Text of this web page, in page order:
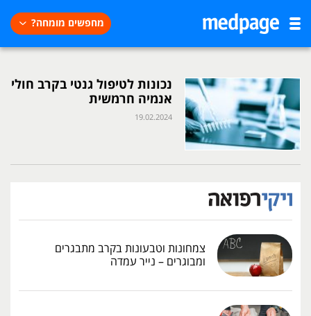
מחפשים מומחה?
נכונות לטיפול גנטי בקרב חולי
אנמיה חרמשית
19.02.2024
צמחונות וטבעונות בקרב מתבגרים
ומבוגרים – נייר עמדה